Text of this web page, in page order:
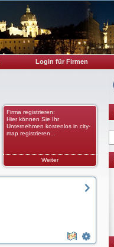
Login für Firmen
Firma registrieren:
Hier können Sie Ihr
Unternehmen kostenlos in city-
map registrieren...
Weiter